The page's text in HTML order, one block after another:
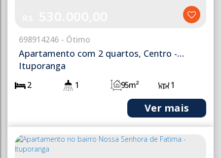
Apartamento com 2 quartos, Centro -
Ituporanga
698914246
2 1 95m²
1